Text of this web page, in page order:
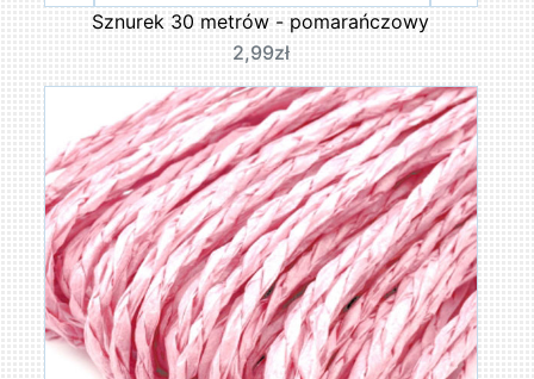
Sznurek 30 metrów - pomarańczowy
2,99zł